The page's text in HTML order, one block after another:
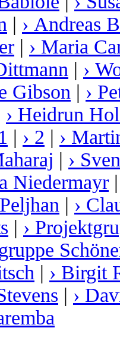
| › Andreas
| › Maria
| ›
Gibson | ›
› Heidrun
| › 2 | ›
| ›
Niedermayr
| ›
| ›
| › Birgit
| ›